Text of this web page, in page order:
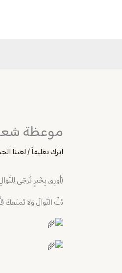
موعظة
اترك تعليقاً/لغتنا
(‏أورِق بِخَيرٍ تُرجّى
بُثِّ النَّوالَ وَلا